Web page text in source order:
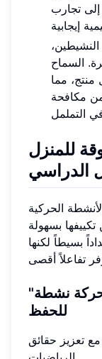
إلى تجارب
النشيطين،
السماح
مما
مكافحة
للمنزل
الدراسي
الحركية
بسهولة
بسيطاً لكنها
"قفز جداول الضرب": ألعاب حركة نشطة
للحفظ
تعزيز حقائق